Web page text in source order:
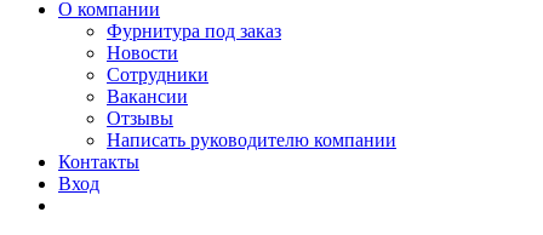
О компании
Фурнитура под заказ
Новости
Сотрудники
Вакансии
Отзывы
Написать руководителю компании
Контакты
Вход